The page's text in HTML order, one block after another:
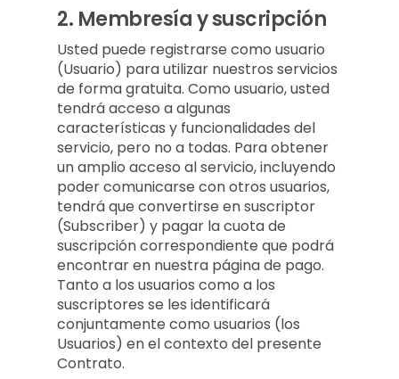
2. Membresía y suscripción
Usted puede registrarse como usuario
(Usuario) para utilizar nuestros servicios
de forma gratuita. Como usuario, usted
tendrá acceso a algunas
características y funcionalidades del
servicio, pero no a todas. Para obtener
un amplio acceso al servicio, incluyendo
poder comunicarse con otros usuarios,
tendrá que convertirse en suscriptor
(Subscriber) y pagar la cuota de
suscripción correspondiente que podrá
encontrar en nuestra página de pago.
Tanto a los usuarios como a los
suscriptores se les identificará
conjuntamente como usuarios (los
Usuarios) en el contexto del presente
Contrato.